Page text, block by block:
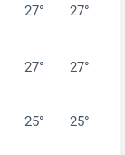
27° 27°
27° 27°
25° 25°